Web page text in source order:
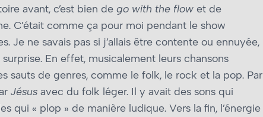
avant, c’est bien de go with the flow et de
C’était comme ça pour moi pendant le show
Je ne savais pas si j’allais être contente ou ennuyée,
En effet, musicalement leurs chansons
sauts de genres, comme le folk, le rock et la pop. Par
Jésus avec du folk léger. Il y avait des sons qui
qui « plop » de manière ludique. Vers la fin, l’énergie